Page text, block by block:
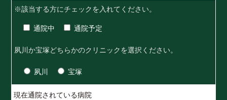
※該当する方にチェックを入れてください。
通院中 通院予定
夙川か宝塚どちらかのクリニックを選択ください。
夙川 宝塚
現在通院されている病院